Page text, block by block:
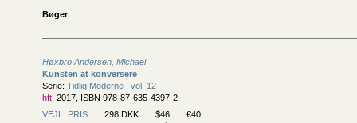
Bøger
Høxbro Andersen, Michael
Kunsten at konversere
Serie: Tidlig Moderne , vol. 12
hft , 2017, ISBN 978-87-635-4397-2
VEJL. PRIS
298 DKK $46
€40